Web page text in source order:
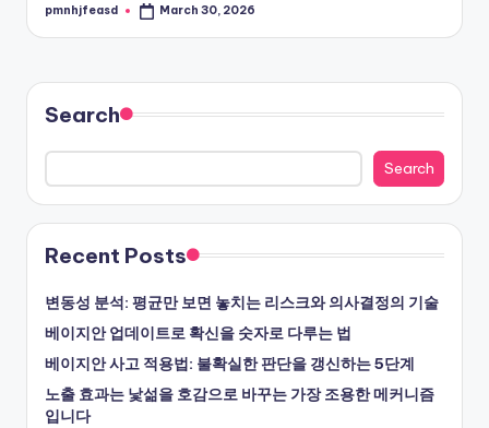
Posted
pmnhjfeasd March 30, 2026
Search
Search
Recent Posts
변동성 분석: 평균만 보면 놓치는 리스크와 의사결정의 기술
베이지안 업데이트로 확신을 숫자로 다루는 법
베이지안 사고 적용법: 불확실한 판단을 갱신하는 5단계
노출 효과는 낯섦을 호감으로 바꾸는 가장 조용한 메커니즘
입니다